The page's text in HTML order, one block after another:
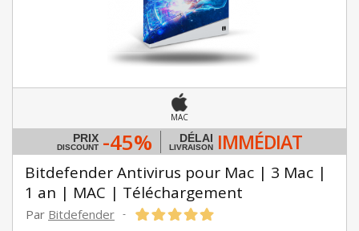
MAC
PRIX
DISCOUNT -45% DÉLAI
LIVRAISON IMMÉDIAT
Bitdefender Antivirus pour Mac | 3 Mac |
1 an | MAC | Téléchargement
Par Bitdefender -